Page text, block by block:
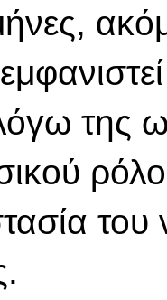
της
του